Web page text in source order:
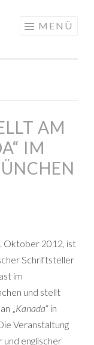
MENÜ
AM
IM
Oktober 2012, ist
Schriftsteller
im
und stellt
„Kanada“ in
Veranstaltung
englischer